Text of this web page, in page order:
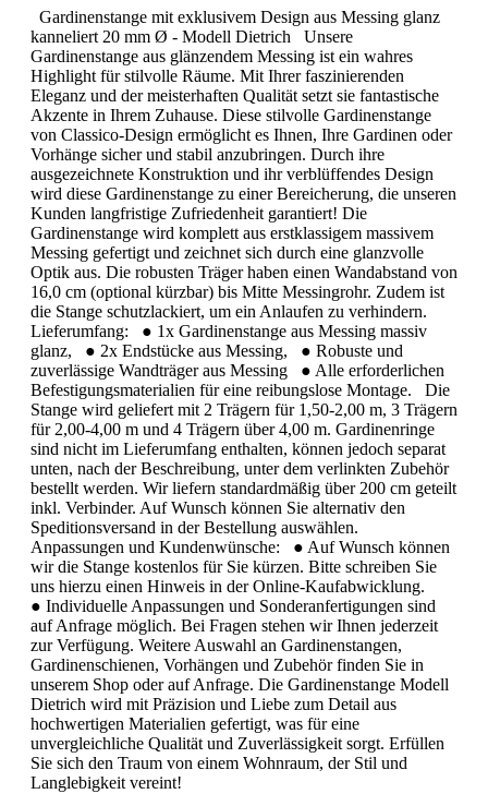
Gardinenstange mit exklusivem Design aus Messing glanz
kanneliert 20 mm Ø - Modell Dietrich Unsere
Gardinenstange aus glänzendem Messing ist ein wahres
Highlight für stilvolle Räume. Mit Ihrer faszinierenden
Eleganz und der meisterhaften Qualität setzt sie fantastische
Akzente in Ihrem Zuhause. Diese stilvolle Gardinenstange
von Classico-Design ermöglicht es Ihnen, Ihre Gardinen oder
Vorhänge sicher und stabil anzubringen. Durch ihre
ausgezeichnete Konstruktion und ihr verblüffendes Design
wird diese Gardinenstange zu einer Bereicherung, die unseren
Kunden langfristige Zufriedenheit garantiert! Die
Gardinenstange wird komplett aus erstklassigem massivem
Messing gefertigt und zeichnet sich durch eine glanzvolle
Optik aus. Die robusten Träger haben einen Wandabstand von
16,0 cm (optional kürzbar) bis Mitte Messingrohr. Zudem ist
die Stange schutzlackiert, um ein Anlaufen zu verhindern.
Lieferumfang: ● 1x Gardinenstange aus Messing massiv
glanz, ● 2x Endstücke aus Messing, ● Robuste und
zuverlässige Wandträger aus Messing ● Alle erforderlichen
Befestigungsmaterialien für eine reibungslose Montage. Die
Stange wird geliefert mit 2 Trägern für 1,50-2,00 m, 3 Trägern
für 2,00-4,00 m und 4 Trägern über 4,00 m. Gardinenringe
sind nicht im Lieferumfang enthalten, können jedoch separat
unten, nach der Beschreibung, unter dem verlinkten Zubehör
bestellt werden. Wir liefern standardmäßig über 200 cm geteilt
inkl. Verbinder. Auf Wunsch können Sie alternativ den
Speditionsversand in der Bestellung auswählen.
Anpassungen und Kundenwünsche: ● Auf Wunsch können
wir die Stange kostenlos für Sie kürzen. Bitte schreiben Sie
uns hierzu einen Hinweis in der Online-Kaufabwicklung.
● Individuelle Anpassungen und Sonderanfertigungen sind
auf Anfrage möglich. Bei Fragen stehen wir Ihnen jederzeit
zur Verfügung. Weitere Auswahl an Gardinenstangen,
Gardinenschienen, Vorhängen und Zubehör finden Sie in
unserem Shop oder auf Anfrage. Die Gardinenstange Modell
Dietrich wird mit Präzision und Liebe zum Detail aus
hochwertigen Materialien gefertigt, was für eine
unvergleichliche Qualität und Zuverlässigkeit sorgt. Erfüllen
Sie sich den Traum von einem Wohnraum, der Stil und
Langlebigkeit vereint!